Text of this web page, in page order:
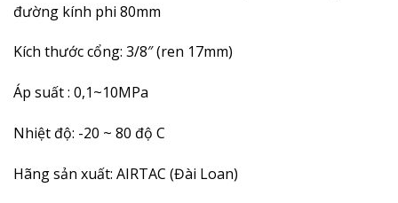
đường kính phi 80mm
Kích thước cổng: 3/8″ (ren 17mm)
Áp suất : 0,1~10MPa
Nhiệt độ: -20 ~ 80 độ C
Hãng sản xuất: AIRTAC (Đài Loan)